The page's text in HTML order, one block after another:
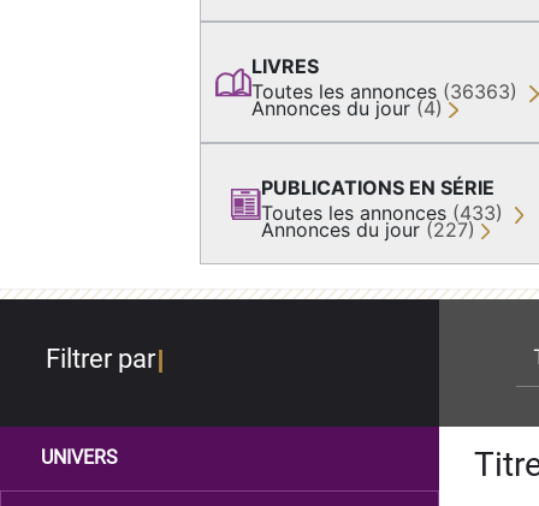
LIVRES
Toutes les annonces (36363)
Annonces du jour (4)
PUBLICATIONS EN SÉRIE
Toutes les annonces (433)
Annonces du jour (227)
Filtrer par
UNIVERS